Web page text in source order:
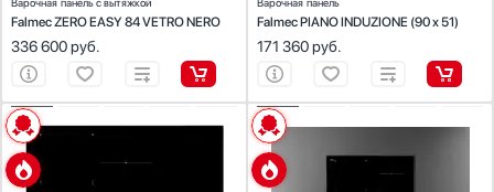
Показать все
Дизайн-серия
Базовый / Универсальный
Белый дизайн
Показать все
Falmec ZERO EASY 84 VETRO NERO
336 600руб.
Falmec PIANO INDUZIONE (90 х 51)
171 360руб.
ХАРАКТЕРИСТИКИ
Габариты (ВхШхГ), см:
Цвет :
Панель конфорок:
ХАРАКТЕРИСТИКИ
Габариты (ВхШхГ), см:
Цвет :
Панель конфорок: